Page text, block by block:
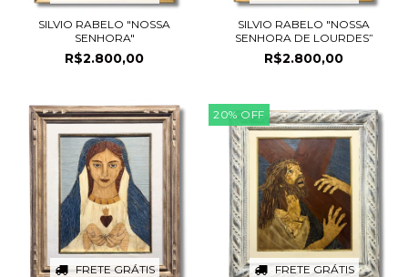
SILVIO RABELO "NOSSA
SENHORA"
R$2.800,00
SILVIO RABELO "NOSSA
SENHORA DE LOURDES”
R$2.800,00
FRETE GRÁTIS
20% OFF
FRETE GRÁTIS